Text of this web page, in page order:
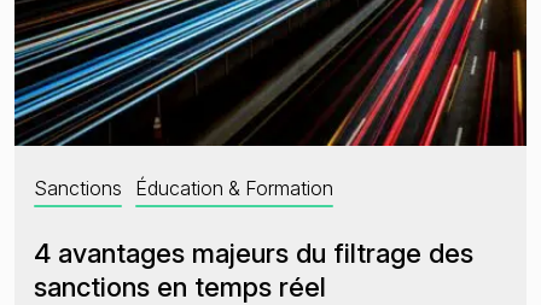
Sanctions Éducation & Formation
4 avantages majeurs du filtrage des
sanctions en temps réel